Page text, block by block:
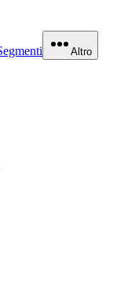
Altro